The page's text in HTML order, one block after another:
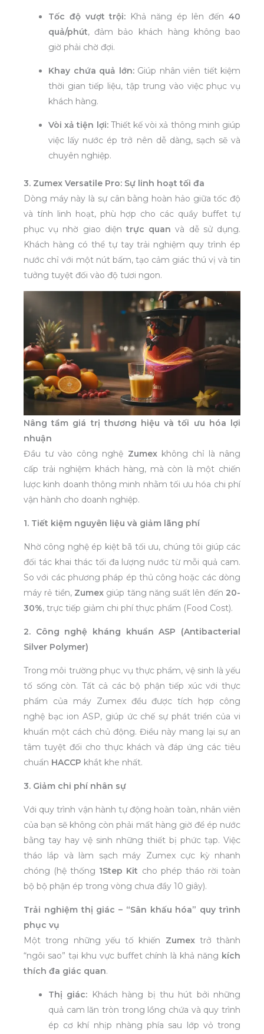
Tốc độ vượt trội: Khả năng ép lên đến40
quả/phút, đảm bảo khách hàng không bao
giờ phải chờ đợi.
Khay chứa quả lớn:Giúp nhân viên tiết kiệm
thời gian tiếp liệu, tập trung vào việc phục vụ
khách hàng.
Vòi xả tiện lợi:Thiết kế vòi xả thông minh giúp
việc lấy nước ép trở nên dễ dàng, sạch sẽ và
chuyên nghiệp.
3. Zumex Versatile Pro: Sự linh hoạt tối đa
Dòng máy này là sự cân bằng hoàn hảo giữa tốc độ
và tính linh hoạt, phù hợp cho các quầy buffet tự
phục vụ nhờ giao diệntrực quan và dễ sử dụng.
Khách hàng có thể tự tay trải nghiệm quy trình ép
nước chỉ với một nút bấm, tạo cảm giác thú vị và tin
tưởng tuyệt đối vào độ tươi ngon.
Nâng tầm giá trị thương hiệu và tối ưu hóa lợi
nhuận
Đầu tư vào công nghệ Zumexkhông chỉ là nâng
cấp trải nghiệm khách hàng, mà còn là một chiến
lược kinh doanh thông minh nhằm tối ưu hóa chi phí
vận hành cho doanh nghiệp.
1. Tiết kiệm nguyên liệu và giảm lãng phí
Nhờ công nghệ ép kiệt bã tối ưu, chúng tôi giúp các
đối tác khai thác tối đa lượng nước từ mỗi quả cam.
So với các phương pháp ép thủ công hoặc các dòng
máy rẻ tiền, Zumexgiúp tăng năng suất lên đến 20-
30%, trực tiếp giảm chi phí thực phẩm (Food Cost).
2. Công nghệ kháng khuẩn ASP (Antibacterial
Silver Polymer)
Trong môi trường phục vụ thực phẩm, vệ sinh là yếu
tố sống còn. Tất cả các bộ phận tiếp xúc với thực
phẩm của máy Zumex đều được tích hợp công
nghệ bạc ion ASP, giúp ức chế sự phát triển của vi
khuẩn một cách chủ động. Điều này mang lại sự an
tâm tuyệt đối cho thực khách và đáp ứng các tiêu
chuẩn HACCP khắt khe nhất.
3. Giảm chi phí nhân sự
Với quy trình vận hành tự động hoàn toàn, nhân viên
của bạn sẽ không còn phải mất hàng giờ để ép nước
bằng tay hay vệ sinh những thiết bị phức tạp. Việc
tháo lắp và làm sạch máy Zumex cực kỳ nhanh
chóng (hệ thống 1Step Kit cho phép tháo rời toàn
bộ bộ phận ép trong vòng chưa đầy 10 giây).
Trải nghiệm thị giác – “Sân khấu hóa” quy trình
phục vụ
Một trong những yếu tố khiến Zumextrở thành
“ngôi sao” tại khu vực buffet chính là khả năng kích
thích đa giác quan.
Thị giác: Khách hàng bị thu hút bởi những
quả cam lăn tròn trong lồng chứa và quy trình
ép cơ khí nhịp nhàng phía sau lớp vỏ trong